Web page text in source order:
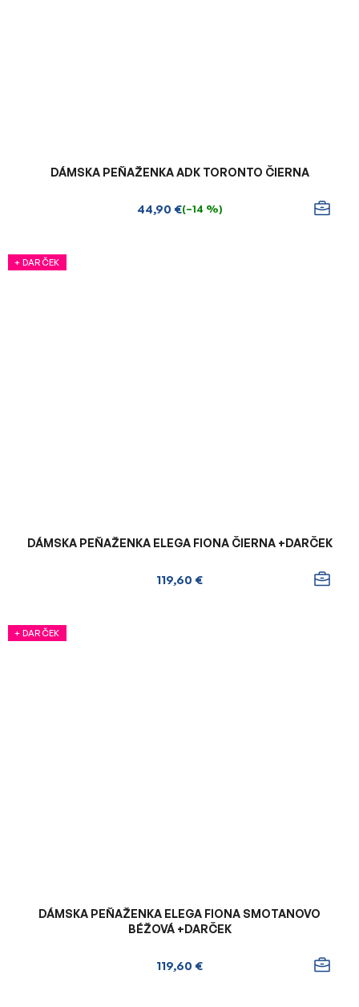
DÁMSKA PEŇAŽENKA ADK TORONTO ČIERNA
44,90 €(–14 %)
+ DARČEK
DÁMSKA PEŇAŽENKA ELEGA FIONA ČIERNA +DARČEK
119,60 €
+ DARČEK
DÁMSKA PEŇAŽENKA ELEGA FIONA SMOTANOVO
BÉŽOVÁ +DARČEK
119,60 €